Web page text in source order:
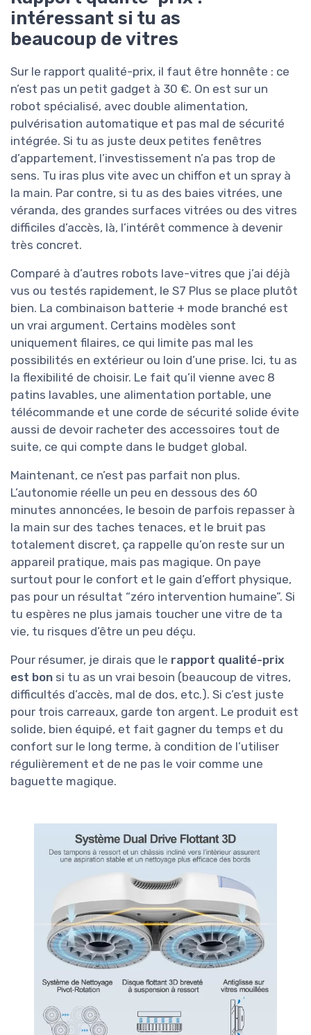
intéressant si tu as
beaucoup de vitres
Sur le rapport qualité-prix, il faut être honnête : ce
n’est pas un petit gadget à 30 €. On est sur un
robot spécialisé, avec double alimentation,
pulvérisation automatique et pas mal de sécurité
intégrée. Si tu as juste deux petites fenêtres
d’appartement, l’investissement n’a pas trop de
sens. Tu iras plus vite avec un chiffon et un spray à
la main. Par contre, si tu as des baies vitrées, une
véranda, des grandes surfaces vitrées ou des vitres
difficiles d’accès, là, l’intérêt commence à devenir
très concret.
Comparé à d’autres robots lave-vitres que j’ai déjà
vus ou testés rapidement, le S7 Plus se place plutôt
bien. La combinaison batterie + mode branché est
un vrai argument. Certains modèles sont
uniquement filaires, ce qui limite pas mal les
possibilités en extérieur ou loin d’une prise. Ici, tu as
la flexibilité de choisir. Le fait qu’il vienne avec 8
patins lavables, une alimentation portable, une
télécommande et une corde de sécurité solide évite
aussi de devoir racheter des accessoires tout de
suite, ce qui compte dans le budget global.
Maintenant, ce n’est pas parfait non plus.
L’autonomie réelle un peu en dessous des 60
minutes annoncées, le besoin de parfois repasser à
la main sur des taches tenaces, et le bruit pas
totalement discret, ça rappelle qu’on reste sur un
appareil pratique, mais pas magique. On paye
surtout pour le confort et le gain d’effort physique,
pas pour un résultat “zéro intervention humaine”. Si
tu espères ne plus jamais toucher une vitre de ta
vie, tu risques d’être un peu déçu.
Pour résumer, je dirais que le rapport qualité-prix
est bon si tu as un vrai besoin (beaucoup de vitres,
difficultés d’accès, mal de dos, etc.). Si c’est juste
pour trois carreaux, garde ton argent. Le produit est
solide, bien équipé, et fait gagner du temps et du
confort sur le long terme, à condition de l’utiliser
régulièrement et de ne pas le voir comme une
baguette magique.